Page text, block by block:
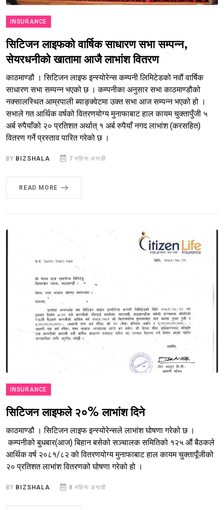
INSURANCE
सिटिजन लाइफको वार्षिक साधारण सभा सम्पन्न,
सेयरधनीको खातामा आजै लाभांश वितरण
काठमाण्डौ । सिटिजन लाइफ इन्स्योरेन्स कम्पनी लिमिटेडको नवौं वार्षिक
साधारण सभा सम्पन्न भएको छ । कम्पनीका अनुसार सभा काठमाण्डौको
नक्सालस्थित आम्रपाली ब्याङ्क्वेटमा उक्त सभा आज सम्पन्न भएको हो ।
सभाले गत आर्थिक वर्षको वितरणयोग्य मुनाफाबाट हाल कायम चुक्तापुँजी ५
अर्ब रुपैयाँको २० प्रतिशत अर्थात् १ अर्ब रुपैयाँ नगद लाभांश (करसहित)
वितरण गर्ने प्रस्ताव पारित गरेको छ ।
BY BIZSHALA 7 महिना अगाडी
READ MORE
INSURANCE
सिटिजन लाइफले २०% लाभांश दिने
काठमाण्डौ । सिटिजन लाइफ इन्स्योरेन्सले लाभांश घोषणा गरेको छ ।
कम्पनीको बुधबार(आज) बिहान बसेको सञ्चालक समितिको १२५ औं बैठकले
आर्थिक वर्ष २०८१/८२ को वितरणयोग्य मुनाफाबाट हाल कायम चुक्तापूँजीको
२० प्रतिशत लाभांश वितरणको घोषणा गरेको हो ।
BY BIZSHALA 8 महिना अगाडी